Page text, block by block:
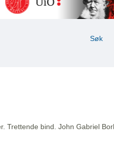
Søk
Trettende bind. John Gabriel